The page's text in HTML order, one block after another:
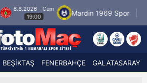
Mardin 1969 Spor Özbelsan Sivasspor
BEŞİKTAŞ FENERBAHÇE GALATASARAY